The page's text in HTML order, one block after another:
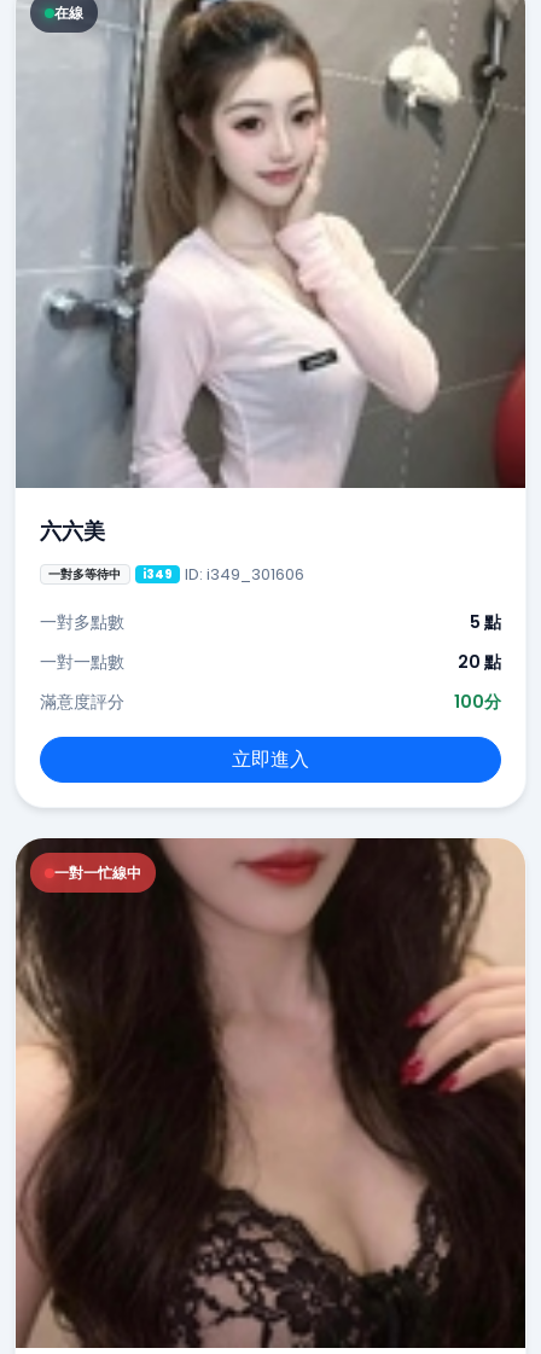
在線
六六美
一對多等待中 i349 ID: i349_301606
一對多點數
5 點
一對一點數
20 點
滿意度評分
100分
立即進入
一對一忙線中